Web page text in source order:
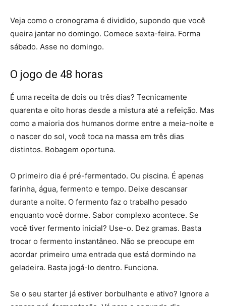
Veja como o cronograma é dividido, supondo que você
queira jantar no domingo. Comece sexta-feira. Forma
sábado. Asse no domingo.
O jogo de 48 horas
É uma receita de dois ou três dias? Tecnicamente
quarenta e oito horas desde a mistura até a refeição. Mas
como a maioria dos humanos dorme entre a meia-noite e
o nascer do sol, você toca na massa em três dias
distintos. Bobagem oportuna.
O primeiro dia é pré-fermentado. Ou piscina. É apenas
farinha, água, fermento e tempo. Deixe descansar
durante a noite. O fermento faz o trabalho pesado
enquanto você dorme. Sabor complexo acontece. Se
você tiver fermento inicial? Use-o. Dez gramas. Basta
trocar o fermento instantâneo. Não se preocupe em
acordar primeiro uma entrada que está dormindo na
geladeira. Basta jogá-lo dentro. Funciona.
Se o seu starter já estiver borbulhante e ativo? Ignore a